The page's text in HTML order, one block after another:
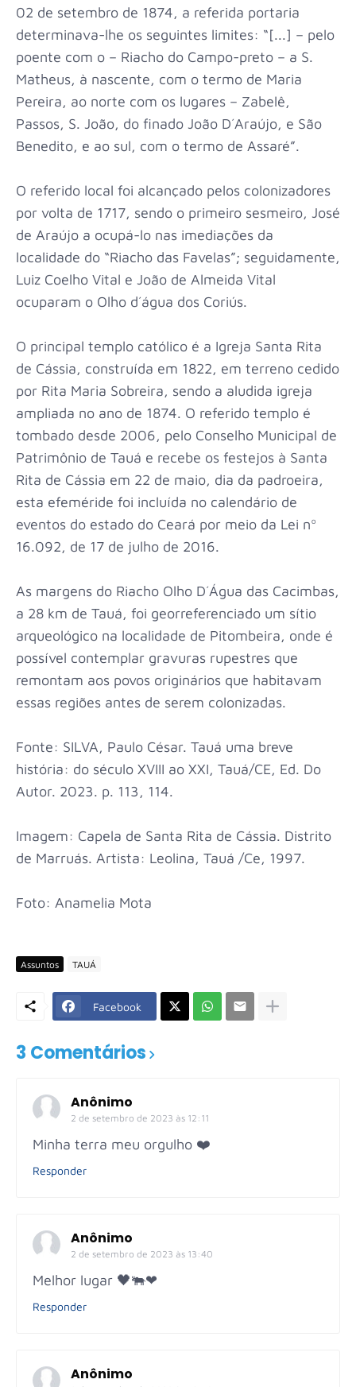
02 de setembro de 1874, a referida portaria
determinava-lhe os seguintes limites: “[...] – pelo
poente com o – Riacho do Campo-preto – a S.
Matheus, à nascente, com o termo de Maria
Pereira, ao norte com os lugares – Zabelê,
Passos, S. João, do finado João D´Araújo, e São
Benedito, e ao sul, com o termo de Assaré”.
O referido local foi alcançado pelos colonizadores
por volta de 1717, sendo o primeiro sesmeiro, José
de Araújo a ocupá-lo nas imediações da
localidade do “Riacho das Favelas”; seguidamente,
Luiz Coelho Vital e João de Almeida Vital
ocuparam o Olho d´água dos Coriús.
O principal templo católico é a Igreja Santa Rita
de Cássia, construída em 1822, em terreno cedido
por Rita Maria Sobreira, sendo a aludida igreja
ampliada no ano de 1874. O referido templo é
tombado desde 2006, pelo Conselho Municipal de
Patrimônio de Tauá e recebe os festejos à Santa
Rita de Cássia em 22 de maio, dia da padroeira,
esta efeméride foi incluída no calendário de
eventos do estado do Ceará por meio da Lei nº
16.092, de 17 de julho de 2016.
As margens do Riacho Olho D´Água das Cacimbas,
a 28 km de Tauá, foi georreferenciado um sítio
arqueológico na localidade de Pitombeira, onde é
possível contemplar gravuras rupestres que
remontam aos povos originários que habitavam
essas regiões antes de serem colonizadas.
Fonte: SILVA, Paulo César. Tauá uma breve
história: do século XVIII ao XXI, Tauá/CE, Ed. Do
Autor. 2023. p. 113, 114.
Imagem: Capela de Santa Rita de Cássia. Distrito
de Marruás. Artista: Leolina, Tauá /Ce, 1997.
Foto: Anamelia Mota
Assuntos TAUÁ
Facebook
3 Comentários
Anônimo
2 de setembro de 2023 às 12:11
Minha terra meu orgulho ❤️
Responder
Anônimo
2 de setembro de 2023 às 13:40
Melhor lugar 🖤🐃❤
Responder
Anônimo